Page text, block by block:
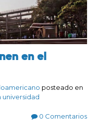
en el
posteado en
universidad
0 Comentarios